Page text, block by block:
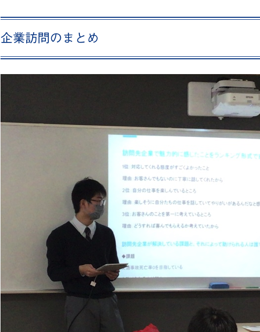
企業訪問のまとめ